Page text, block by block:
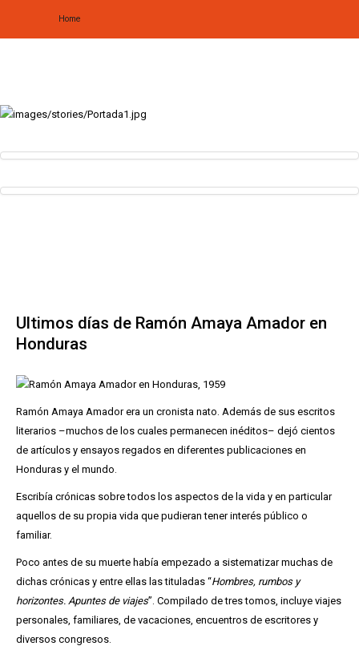
Biografía
Obras
Noticias
Home
Ultimos días de Ramón Amaya Amador en
Honduras
Ramón Amaya Amador era un cronista nato. Además de sus escritos
literarios –muchos de los cuales permanecen inéditos– dejó cientos
de artículos y ensayos regados en diferentes publicaciones en
Honduras y el mundo.
Escribía crónicas sobre todos los aspectos de la vida y en particular
aquellos de su propia vida que pudieran tener interés público o
familiar.
Poco antes de su muerte había empezado a sistematizar muchas de
dichas crónicas y entre ellas las tituladas “Hombres, rumbos y
horizontes. Apuntes de viajes”. Compilado de tres tomos, incluye viajes
personales, familiares, de vacaciones, encuentros de escritores y
diversos congresos.